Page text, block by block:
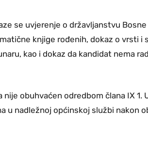
se uvjerenje o državljanstvu Bosne
knjige rođenih, dokaz o vrsti i
kao i dokaz da kandidat nema
obuhvaćen odredbom člana IX 1.
u nadležnoj općinskoj službi nakon